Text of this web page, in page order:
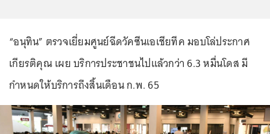
“อนุทิน” ตรวจเยี่ยมศูนย์ฉีดวัคซีนเอเชียทีค มอบโล่ประกาศ
เกียรติคุณ เผย บริการประชาชนไปแล้วกว่า 6.3 หมื่นโดส มี
กำหนดให้บริการถึงสิ้นเดือน ก.พ. 65